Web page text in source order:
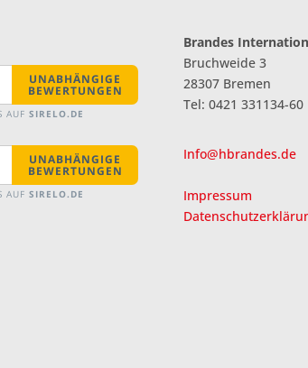
Brandes
Bruchweide 3
28307 Bremen
Tel: 0421 331134-60
Info@hbrandes.de
Impressum